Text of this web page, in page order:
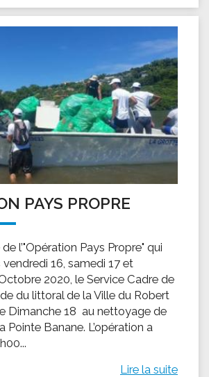
PAYS PROPRE
l’"Opération Pays Propre" qui
vendredi 16, samedi 17 et
2020, le Service Cadre de
du littoral de la Ville du Robert
Dimanche 18 au nettoyage de
Pointe Banane. L’opération a
Lire la suite